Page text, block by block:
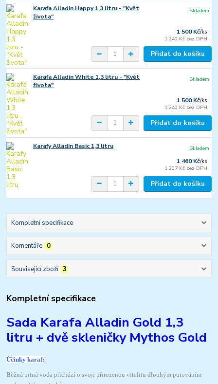
Karafa Alladin Happy 1,3 litru - "Květ
života"
1 500 Kč/ks
1 240 Kč bez DPH
Skladem
Přidat do košíku
Karafa Alladin White 1,3 litru - "Květ
života"
1 500 Kč/ks
1 240 Kč bez DPH
Skladem
Přidat do košíku
Karafy Alladin Basic 1,3 litru
1 460 Kč/ks
1 207 Kč bez DPH
Skladem
Přidat do košíku
Kompletní specifikace
Komentáře 0
Související zboží 3
Kompletní specifikace
Sada Karafa Alladin Gold 1,3
litru + dvě skleničky Mythos Gold
Účinky karaf:
Běžná pitná voda přichází o svoji přirozenou vitalitu dlouhým putováním